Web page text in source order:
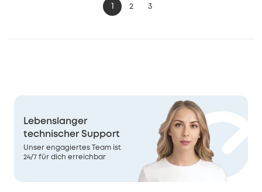
1 2 3
Lebenslanger
technischer Support
Unser engagiertes Team ist
24/7 für dich erreichbar